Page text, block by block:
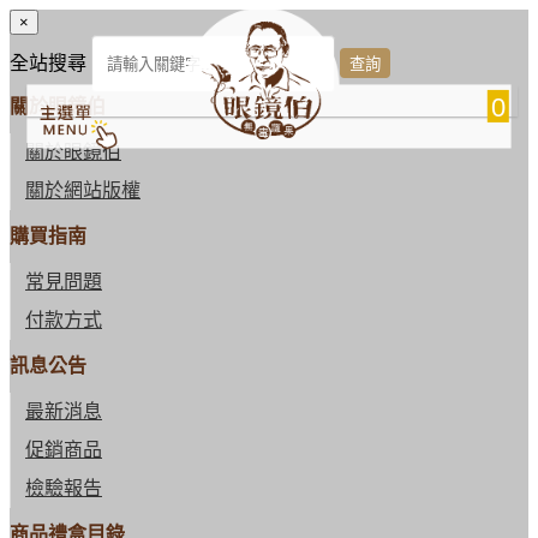
0
×
全站搜尋
關於眼鏡伯
關於眼鏡伯
關於網站版權
購買指南
常見問題
付款方式
訊息公告
最新消息
促銷商品
檢驗報告
商品禮盒目錄